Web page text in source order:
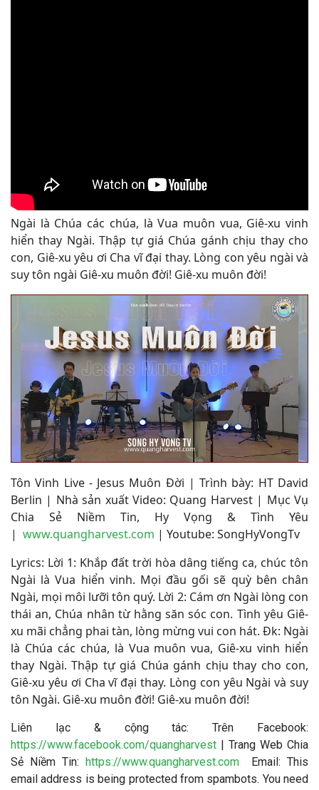
Ngài là Chúa các chúa, là Vua muôn vua, Giê-xu vinh
hiển thay Ngài. Thập tự giá Chúa gánh chịu thay cho
con, Giê-xu yêu ơi Cha vĩ đại thay. Lòng con yêu ngài và
suy tôn ngài Giê-xu muôn đời! Giê-xu muôn đời!
Tôn Vinh Live - Jesus Muôn Đời | Trình bày: HT David
Berlin | Nhà sản xuất Video: Quang Harvest | Mục Vụ
Chia Sẻ Niềm Tin, Hy Vọng & Tình Yêu
| www.quangharvest.com | Youtube: SongHyVongTv
Lyrics: Lời 1: Khắp đất trời hòa dâng tiếng ca, chúc tôn
Ngài là Vua hiển vinh. Mọi đầu gối sẽ quỳ bên chân
Ngài, mọi môi lưỡi tôn quý. Lời 2: Cám ơn Ngài lòng con
thái an, Chúa nhân từ hằng săn sóc con. Tình yêu Giê-
xu mãi chẳng phai tàn, lòng mừng vui con hát. Đk: Ngài
là Chúa các chúa, là Vua muôn vua, Giê-xu vinh hiển
thay Ngài. Thập tự giá Chúa gánh chịu thay cho con,
Giê-xu yêu ơi Cha vĩ đại thay. Lòng con yêu Ngài và suy
tôn Ngài. Giê-xu muôn đời! Giê-xu muôn đời!
Liên lạc & cộng tác: Trên Facebook:
https://www.facebook.com/quangharvest | Trang Web Chia
Sẻ Niềm Tin: https://www.quangharvest.comEmail: This
email address is being protected from spambots. You need